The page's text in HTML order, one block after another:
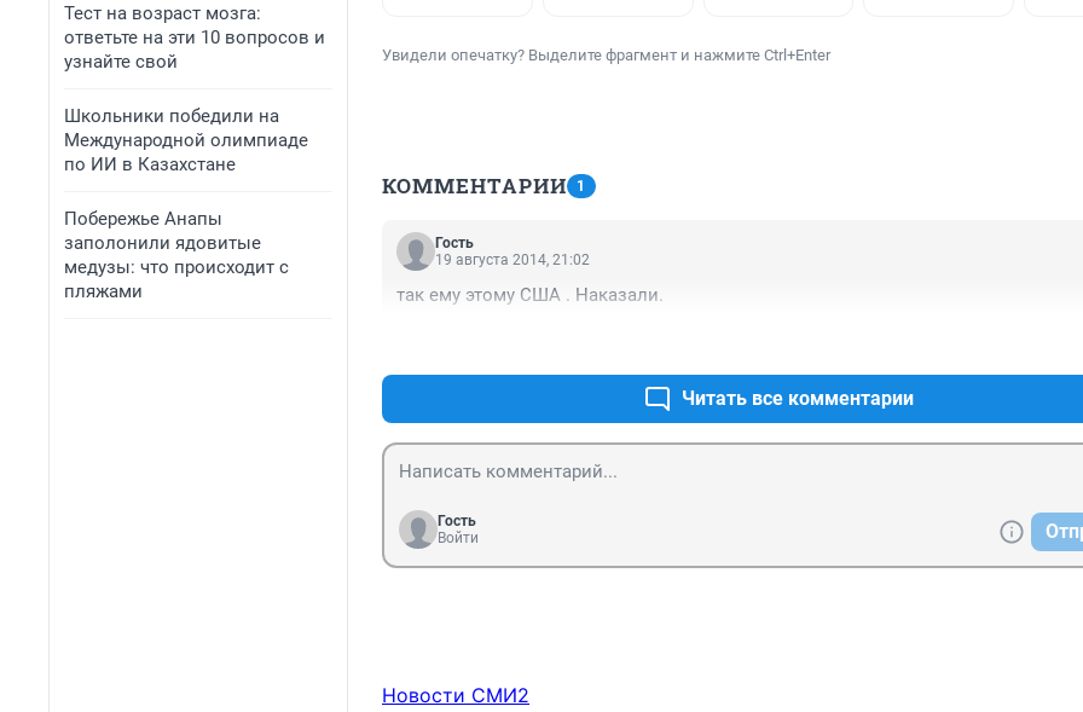
Тест на возраст мозга:
ответьте на эти 10 вопросов и
узнайте свой
Школьники победили на
Международной олимпиаде
по ИИ в Казахстане
Побережье Анапы
заполонили ядовитые
медузы: что происходит с
пляжами
Увидели опечатку? Выделите фрагмент и нажмите Ctrl+Enter
КОММЕНТАРИИ 1
Гость
19 августа 2014, 21:02
так ему этому США . Наказали.
Читать все комментарии
Гость
Войти
Новости СМИ2